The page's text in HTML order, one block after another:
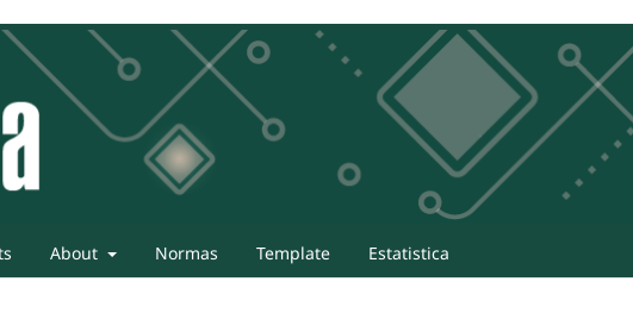
About Normas Template Estatistica